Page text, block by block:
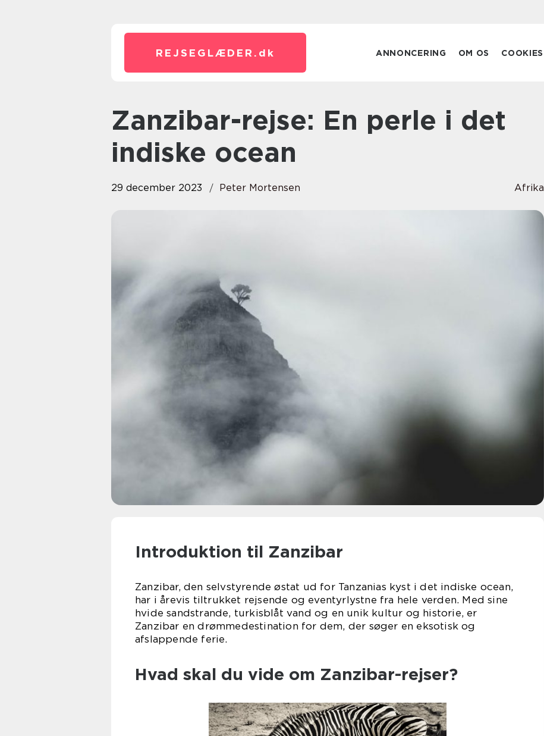
REJSEGLÆDER. dk ANNONCERING OM OS COOKIES
Zanzibar-rejse: En perle i det
indiske ocean
29 december 2023 Peter Mortensen Afrika
Introduktion til Zanzibar
Zanzibar, den selvstyrende østat ud for Tanzanias kyst i det indiske ocean,
har i årevis tiltrukket rejsende og eventyrlystne fra hele verden. Med sine
hvide sandstrande, turkisblåt vand og en unik kultur og historie, er
Zanzibar en drømmedestination for dem, der søger en eksotisk og
afslappende ferie.
Hvad skal du vide om Zanzibar-rejser?